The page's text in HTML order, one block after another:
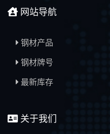
网站导航
钢材产品
钢材牌号
最新库存
关于我们